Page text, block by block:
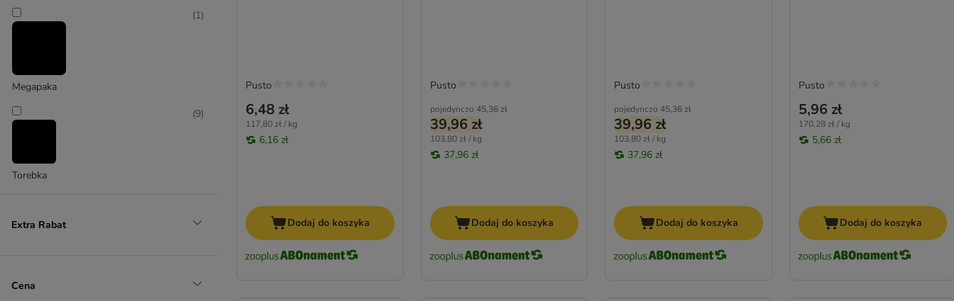
Megapaka
(1)
Torebka
(9)
Extra Rabat
Cena
6,48 zł
117,80 zł / kg
6,16 zł
Pusto
Dodaj do koszyka
pojedynczo 45,36 zł
39,96 zł
103,80 zł / kg
37,96 zł
Pusto
Dodaj do koszyka
pojedynczo 45,36 zł
39,96 zł
103,80 zł / kg
37,96 zł
Pusto
Dodaj do koszyka
5,96 zł
170,28 zł / kg
5,66 zł
Pusto
Dodaj do koszyka